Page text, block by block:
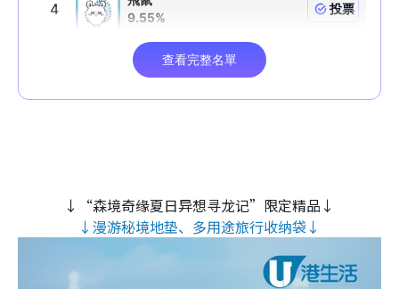
↓“森境奇缘夏日异想寻龙记”限定精品↓
↓漫游秘境地垫、多用途旅行收纳袋↓